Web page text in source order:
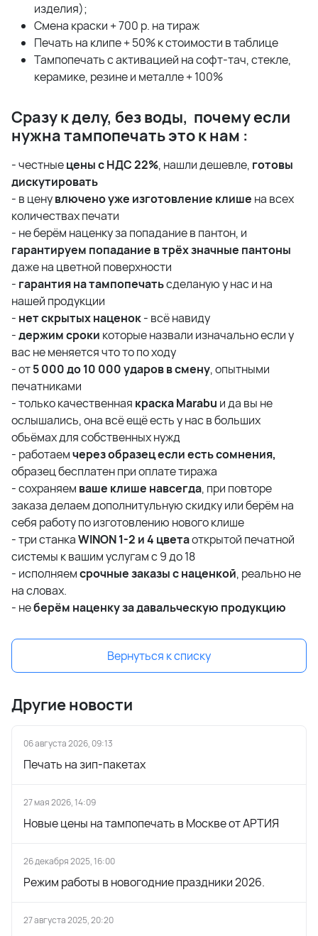
изделия);
Смена краски + 700 р. на тираж
Печать на клипе + 50% к стоимости в таблице
Тампопечать с активацией на софт-тач, стекле,
керамике, резине и металле + 100%
Сразу к делу, без воды, почему если
нужна тампопечать это к нам :
- честныецены с НДС 22%, нашли дешевле, готовы
дискутировать
- в ценувлючено уже изготовление клише на всех
количествах печати
- не берём наценку за попадание в пантон, и
гарантируем попадание в трёх значные пантоны
даже на цветной поверхности
- гарантия на тампопечатьсделаную у нас и на
нашей продукции
- нет скрытых наценок- всё навиду
-держим сроки которые назвали изначально если у
вас не меняется что то по ходу
- от5 000 до 10 000 ударов в смену, опытными
печатниками
- только качественная краска Marabu и да вы не
ослышались, она всё ещё есть у нас в больших
обьёмах для собственных нужд
- работаемчерез образец если есть сомнения,
образец бесплатен при оплате тиража
- сохраняем ваше клише навсегда, при повторе
заказа делаем дополнитульную скидку или берём на
себя работу по изготовлению нового клише
- три станкаWINON 1-2 и 4 цветаоткрытой печатной
системы к вашим услугам с 9 до 18
- исполняемсрочные заказы с наценкой, реально не
на словах.
- неберём наценку за давальческую продукцию
Вернуться к списку
Другие новости
06 августа 2026, 09:13
Печать на зип-пакетах
27 мая 2026, 14:09
Новые цены на тампопечать в Москве от АРТИЯ
26 декабря 2025, 16:00
Режим работы в новогодние праздники 2026.
27 августа 2025, 20:20